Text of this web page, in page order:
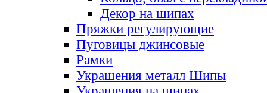
Декор на шипах
Пряжки регулирующие
Пуговицы джинсовые
Рамки
Украшения металл Шипы